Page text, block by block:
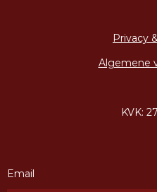
Privacy
Algemene
KVK:
Email